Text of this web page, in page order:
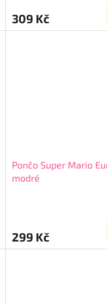
309 Kč
Pončo Super Mario
modré
299 Kč